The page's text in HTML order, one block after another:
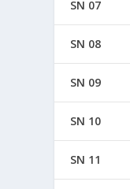
SN 07
SN 08
SN 09
SN 10
SN 11